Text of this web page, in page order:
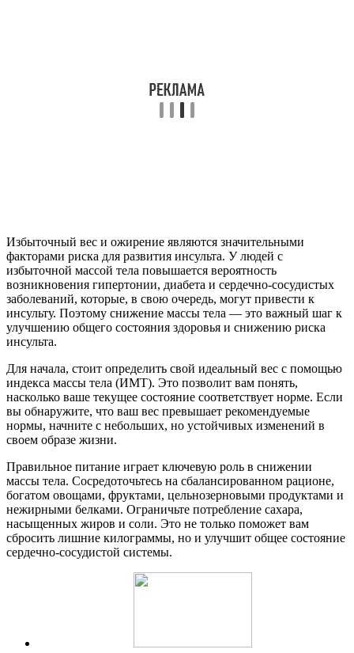
Избыточный вес и ожирение являются значительными
факторами риска для развития инсульта. У людей с
избыточной массой тела повышается вероятность
возникновения гипертонии, диабета и сердечно-сосудистых
заболеваний, которые, в свою очередь, могут привести к
инсульту. Поэтому снижение массы тела — это важный шаг к
улучшению общего состояния здоровья и снижению риска
инсульта.
Для начала, стоит определить свой идеальный вес с помощью
индекса массы тела (ИМТ). Это позволит вам понять,
насколько ваше текущее состояние соответствует норме. Если
вы обнаружите, что ваш вес превышает рекомендуемые
нормы, начните с небольших, но устойчивых изменений в
своем образе жизни.
Правильное питание играет ключевую роль в снижении
массы тела. Сосредоточьтесь на сбалансированном рационе,
богатом овощами, фруктами, цельнозерновыми продуктами и
нежирными белками. Ограничьте потребление сахара,
насыщенных жиров и соли. Это не только поможет вам
сбросить лишние килограммы, но и улучшит общее состояние
сердечно-сосудистой системы.